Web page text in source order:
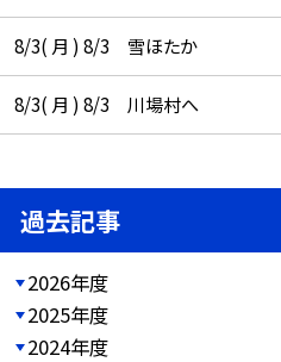
8/3( 月 ) 8/3 雪ほたか
8/3( 月 ) 8/3 川場村へ
過去記事
2026年度
2025年度
2024年度